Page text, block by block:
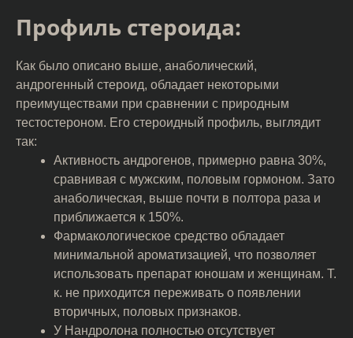
Профиль стероида:
Как было описано выше, анаболический,
андрогенный стероид, обладает некоторыми
преимуществами при сравнении с природным
тестостероном. Его стероидный профиль, выглядит
так:
Активность андрогенов, примерно равна 30%,
сравнивая с мужским, половым гормоном. Зато
анаболическая, выше почти в полтора раза и
приближается к 150%.
Фармакологическое средство обладает
минимальной ароматизацией, что позволяет
использовать препарат юношам и женщинам. Т.
к. не приходится переживать о появлении
вторичных, половых признаков.
У Нандролона полностью отсутствует